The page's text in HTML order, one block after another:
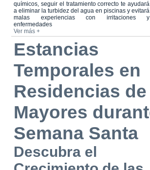
químicos, seguir el tratamiento correcto te ayudará
a eliminar la turbidez del agua en piscinas y evitará
malas experiencias con irritaciones y
enfermedades
Ver más +
Estancias
Temporales en
Residencias de
Mayores
Semana Santa
Descubra el